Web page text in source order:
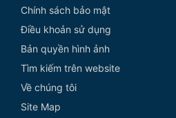
Chính sách bảo mật
Điều khoản sử dụng
Bản quyền hình ảnh
Tìm kiếm trên website
Về chúng tôi
Site Map